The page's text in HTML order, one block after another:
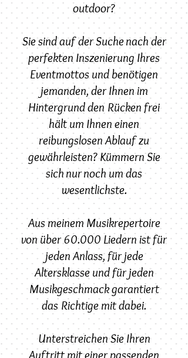
outdoor?
Sie sind auf der Suche nach der
perfekten Inszenierung Ihres
Eventmottos und benötigen
jemanden, der Ihnen im
Hintergrund den Rücken frei
hält um Ihnen einen
reibungslosen Ablauf zu
gewährleisten? Kümmern Sie
sich nur noch um das
wesentlichste.
Aus meinem Musikrepertoire
von über 60.000 Liedern ist für
jeden Anlass, für jede
Altersklasse und für jeden
Musikgeschmack garantiert
das Richtige mit dabei.
Unterstreichen Sie Ihren
Auftritt mit einer passenden